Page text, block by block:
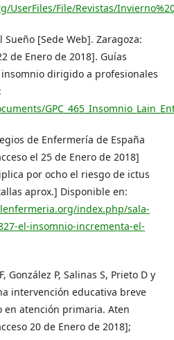
UserFiles/File/Revistas/
Sueño [Sede Web]. Zaragoza:
de Enero de 2018]. Guías
dirigido a profesionales
de Enfermería de España
el 25 de Enero de 2018]
por ocho el riesgo de ictus
aprox.] Disponible en:
index.php/sala-
el-insomnio-incrementa-el-
González P, Salinas S, Prieto D y
intervención educativa breve
en atención primaria. Aten
20 de Enero de 2018];